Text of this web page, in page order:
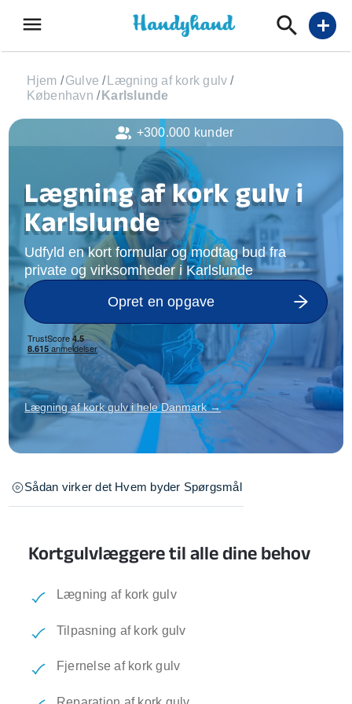
menu add
Hjem /Gulve / Lægning af kork gulv /
København / Karlslunde
Lægning af kork gulv i
Karlslunde
Udfyld en kort formular og modtag bud fra
private og virksomheder i Karlslunde
Opret en opgave
Lægning af kork gulv i hele Danmark →
Sådan virker det Hvem byder Spørgsmål
Kortgulvlæggere til alle dine behov
Lægning af kork gulv
Tilpasning af kork gulv
Fjernelse af kork gulv
+300.000 kunder